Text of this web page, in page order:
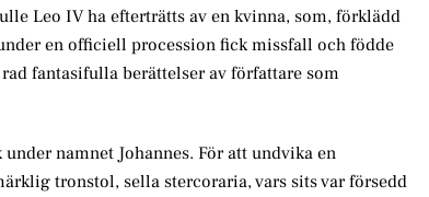
Leo IV ha efterträtts av en kvinna, som, förklädd
en officiell procession fick missfall och födde
fantasifulla berättelser av författare som
namnet Johannes. För att undvika en
tronstol, sella stercoraria, vars sits var försedd